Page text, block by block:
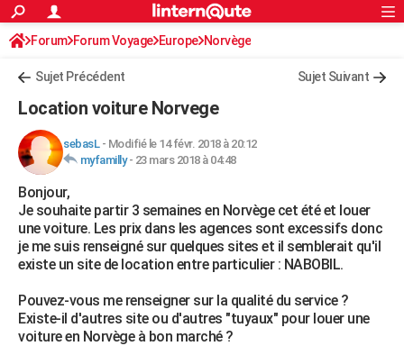
ACTUALITÉS
Politique
Société
Faits Divers
Education
Monde
Villes
+
FINANCE
Retraite
Impôts
Epargne
Immobilier
Risques naturels par ville
Banque
Assurance
Crédit
AUTO
Essais
Réserver un essai
Citadines
Berlines
SUV
Forum auto
+HIGH-TECH
Mobiles
Meilleur smartphone
Internet
Ordinateurs
Jeux vidéo
Guide high-tech
+BRICOLAGE
Forum
Aménagement intérieur
Extérieur
Cuisine
Salle de bains
Jardinage
Rangement
Guides de France
Escapades
Patrimoine
Expositions
Musées
Week-end nature
+LIFESTYLE
S'inscrire
Connexion
Forum Forum Voyage Europe Norvège
Sujet Précédent Sujet Suivant
Location voiture Norvege
sebasL- Modifié le 14 févr. 2018 à 20:12
myfamilly- 23 mars 2018 à 04:48
Bonjour,
Je souhaite partir 3 semaines en Norvège cet été et louer
une voiture. Les prix dans les agences sont excessifs donc
je me suis renseigné sur quelques sites et il semblerait qu'il
existe un site de location entre particulier : NABOBIL.
Pouvez-vous me renseigner sur la qualité du service ?
Existe-il d'autres site ou d'autres "tuyaux" pour louer une
voiture en Norvège à bon marché ?